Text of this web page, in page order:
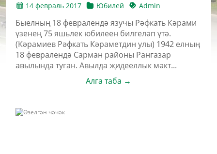
14 февраль 2017 Юбилей Admin
Быелның 18 февралендә язучы Рәфкать Кәрами
үзенең 75 яшьлек юбилеен билгеләп үтә.
(Кәрамиев Рәфкать Кәраметдин улы) 1942 елның
18 февралендә Сарман районы Рангазар
авылында туган. Авылда җидееллык мәкт...
Алга таба →